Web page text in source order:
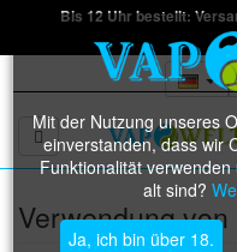
Bis 12 Uhr bestellt:
Toggle navigation
Mit der Nutzung unseres
einverstanden, dass wir
Funktionalität
alt sind?
Ja, ich bin über 18.
Verwendung